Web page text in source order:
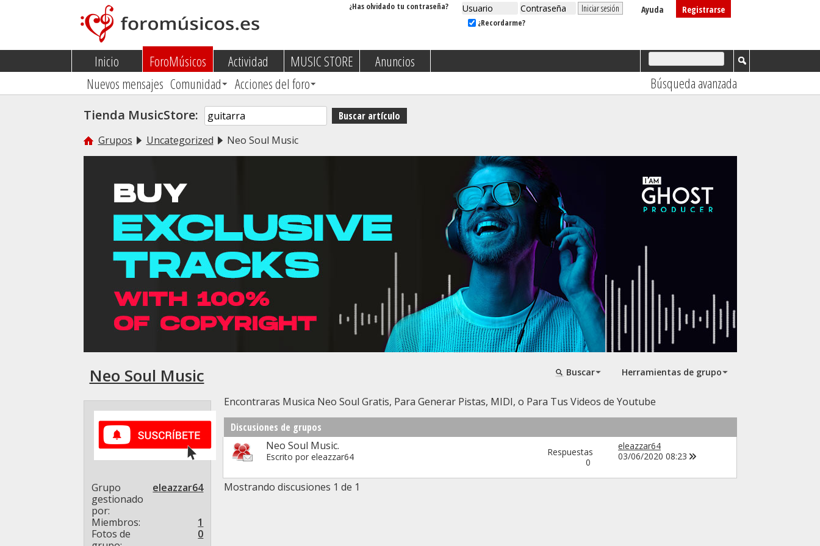
Registrarse
Ayuda
¿Recordarme?
¿Has olvidado tu contraseña?
Inicio
ForoMúsicos
Nuevos mensajes Comunidad Acciones del foro
Actividad MUSIC STORE
Anuncios
Búsqueda avanzada
Tienda MusicStore:
Grupos Uncategorized Neo Soul Music
Buscar Herramientas de grupo
Neo Soul Music
Encontraras Musica Neo Soul Gratis, Para Generar Pistas, MIDI, o Para Tus Videos de Youtube
Discusiones de grupos
Neo Soul Music.
Escrito por eleazzar64
Respuestas
0
eleazzar64
03/06/202008:23
Mostrando discusiones 1 de 1
Grupo
gestionado
por
eleazzar64
Miembros
1
Fotos de
0